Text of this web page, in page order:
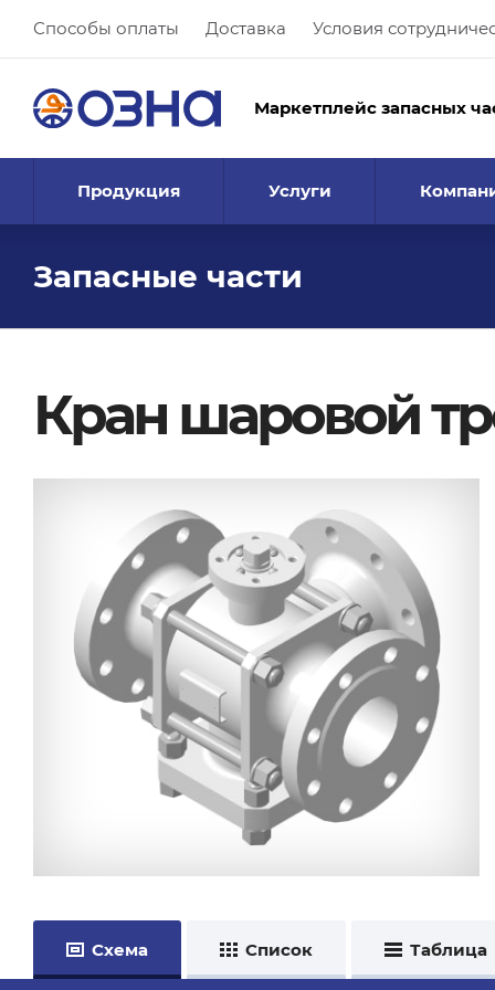
Способы оплаты Доставка Условия
Маркетплейс запасных
Продукция Услуги
Запасные части
Кран шаровой
Схема Список Таблица